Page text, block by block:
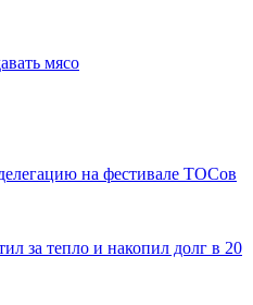
мясо
на фестивале ТОСов
за тепло и накопил долг в 20